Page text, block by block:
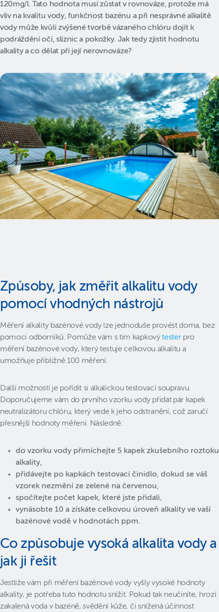
120mg/l. Tato hodnota musí zůstat v rovnováze, protože má
vliv na kvalitu vody, funkčnost bazénu a při nesprávné alkalitě
vody může kvůli zvýšené tvorbě vázaného chlóru dojít k
podráždění očí, sliznic a pokožky. Jak tedy zjistit hodnotu
alkality a co dělat při její nerovnováze?
Způsoby, jak změřit alkalitu vody
pomocí vhodných nástrojů
Měření alkality bazénové vody lze jednoduše provést doma, bez
pomoci odborníků. Pomůže vám s tím kapkovýtesterpro
měření bazénové vody, který testuje celkovou alkalitu a
umožňuje přibližně 100 měření.
Další možností je pořídit si alkalickou testovací soupravu.
Doporučujeme vám do prvního vzorku vody přidat pár kapek
neutralizátoru chlóru, který vede k jeho odstranění, což zaručí
přesnější hodnoty měření. Následně:
do vzorku vody přimíchejte 5 kapek zkušebního roztoku
alkality,
přidávejte po kapkách testovací činidlo, dokud se váš
vzorek nezmění ze zelené na červenou,
spočítejte počet kapek, které jste přidali,
vynásobte 10 a získáte celkovou úroveň alkality ve vaší
bazénové vodě v hodnotách ppm.
Co způsobuje vysoká alkalita vody a
jak ji řešit
Jestliže vám při měření bazénové vody vyšly vysoké hodnoty
alkality, je potřeba tuto hodnotu snížit. Pokud tak neučiníte, hrozí
zakalená voda v bazéně, svědění kůže, či snížená účinnost